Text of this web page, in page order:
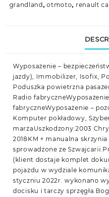
grandland ,otmoto, renault
Wyposażenie –
jazdy), Immobilizer, Isofix,
Poduszka powietrzna
Radio
fabryczneWyposażenie –
Komputer pokładowy,
marżaUszkodzony:2003
2018KM + manualna
sprowadzone ze
(klient dostaje komplet
pojazdu w wydziale
styczniu 2022r. wykonano
docisku i tarczy